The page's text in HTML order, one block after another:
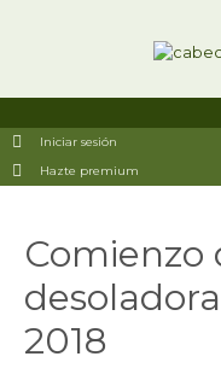
Iniciar sesión
Hazte premium
Comienzo
2018
de
entradas